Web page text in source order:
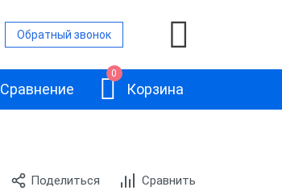
Обратный звонок
Сравнение
0
Корзина
Поделиться Сравнить